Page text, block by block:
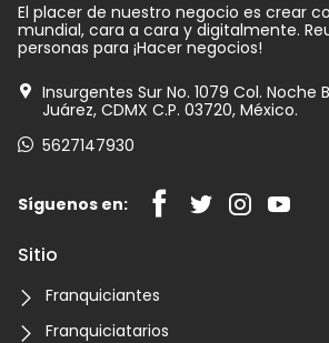
El placer de nuestro negocio es crear
mundial, cara a cara y digitalmente.
personas para ¡Hacer negocios!
Insurgentes Sur No. 1079 Col. Noche
Juárez, CDMX C.P. 03720, México.
5627147930
Síguenos en:
Sitio
Franquiciantes
Franquiciatarios